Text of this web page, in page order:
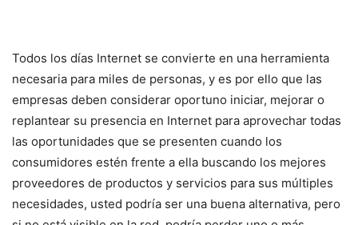
Todos los días Internet se convierte en una herramienta
necesaria para miles de personas, y es por ello que las
empresas deben considerar oportuno iniciar, mejorar o
replantear su presencia en Internet para aprovechar todas
las oportunidades que se presenten cuando los
consumidores estén frente a ella buscando los mejores
proveedores de productos y servicios para sus múltiples
necesidades, usted podría ser una buena alternativa, pero